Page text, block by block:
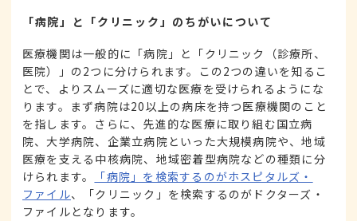
「病院」と「クリニック」のちがいについて
医療機関は一般的に「病院」と「クリニック（診療所、
医院）」の2つに分けられます。この2つの違いを知るこ
とで、よりスムーズに適切な医療を受けられるようにな
ります。まず病院は20以上の病床を持つ医療機関のこと
を指します。さらに、先進的な医療に取り組む国立病
院、大学病院、企業立病院といった大規模病院や、地域
医療を支える中核病院、地域密着型病院などの種類に分
けられます。
「病院」を検索するのがホスピタルズ・
ファイル、「クリニック」を検索するのがドクターズ・
ファイルとなります。